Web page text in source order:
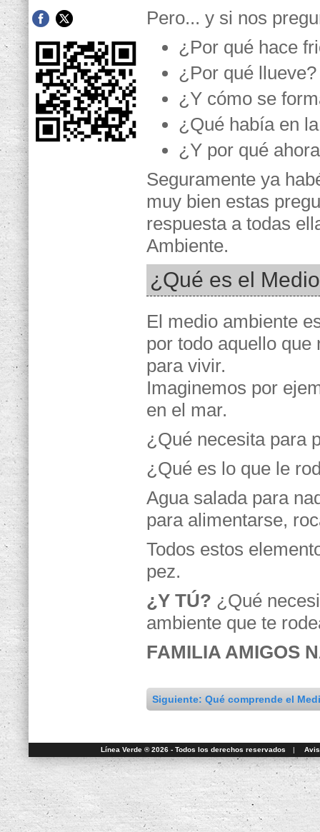
Pero... y si nos
¿Por qué hace
¿Por qué llueve?
¿Y cómo se
¿Qué había en
¿Y por qué
Seguramente ya
muy bien estas
respuesta a todas
Ambiente.
¿Qué es el
El medio ambiente
por todo aquello que
para vivir.
Imaginemos por
en el mar.
¿Qué necesita para
¿Qué es lo que le
Agua salada para
para alimentarse,
Todos estos
pez.
¿Y TÚ? ¿Qué
ambiente que te
FAMILIA AMIGOS
Siguiente: Qué comprende el
Línea Verde ® 2026 - Todos los derechos reservados |